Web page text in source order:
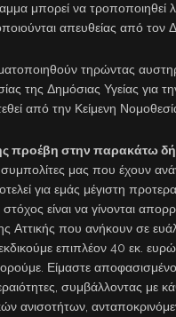
μπορεί να τροποποιηθεί
απευθείας από τον
τηρώντας
της Δημόσιας Υγείας
από την Κείμενη
προέβη στην παρακάτω
μας που έχουν
για εμάς μέγιστη
είναι να γίνονται
Αττικής που ανήκουν σε
επιπλέον 40 εκ.
Είμαστε
συμβάλλοντας με
ανισοτήτων,